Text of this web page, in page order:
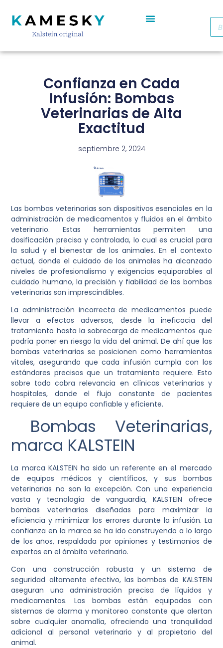
Confianza en Cada
Infusión: Bombas
Veterinarias de Alta
Exactitud
septiembre 2, 2024
Las bombas veterinarias son dispositivos esenciales en la
administración de medicamentos y fluidos en el ámbito
veterinario. Estas herramientas permiten una
dosificación precisa y controlada, lo cual es crucial para
la salud y el bienestar de los animales. En el contexto
actual, donde el cuidado de los animales ha alcanzado
niveles de profesionalismo y exigencias equiparables al
cuidado humano, la precisión y fiabilidad de las bombas
veterinarias son imprescindibles.
La administración incorrecta de medicamentos puede
llevar a efectos adversos, desde la ineficacia del
tratamiento hasta la sobrecarga de medicamentos que
podría poner en riesgo la vida del animal. De ahí que las
bombas veterinarias se posicionen como herramientas
vitales, asegurando que cada infusión cumpla con los
estándares precisos que un tratamiento requiere. Esto
sobre todo cobra relevancia en clínicas veterinarias y
hospitales, donde el flujo constante de pacientes
requiere de un equipo confiable y eficiente.
Bombas Veterinarias,
marca KALSTEIN
La marca KALSTEIN ha sido un referente en el mercado
de equipos médicos y científicos, y sus bombas
veterinarias no son la excepción. Con una experiencia
vasta y tecnología de vanguardia, KALSTEIN ofrece
bombas veterinarias diseñadas para maximizar la
eficiencia y minimizar los errores durante la infusión. La
confianza en la marca se ha ido construyendo a lo largo
de los años, respaldada por opiniones y testimonios de
expertos en el ámbito veterinario.
Con una construcción robusta y un sistema de
seguridad altamente efectivo, las bombas de KALSTEIN
aseguran una administración precisa de líquidos y
medicamentos. Las bombas están equipadas con
sistemas de alarma y monitoreo constante que alertan
sobre cualquier anomalía, ofreciendo una tranquilidad
adicional al personal veterinario y al propietario del
animal.